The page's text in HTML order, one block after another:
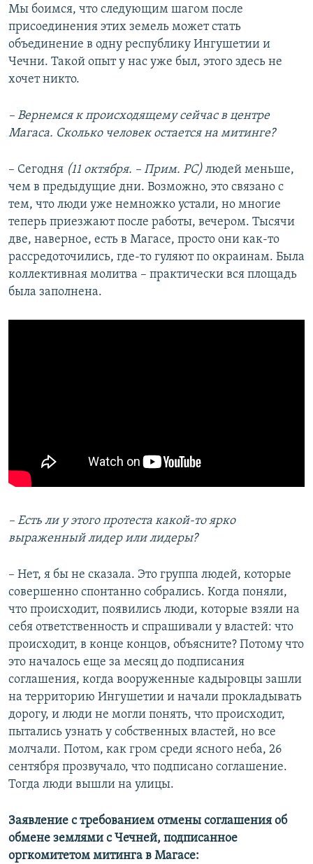
Мы боимся, что следующим шагом после
присоединения этих земель может стать
объединение в одну республику Ингушетии и
Чечни. Такой опыт у нас уже был, этого здесь не
хочет никто.
– Вернемся к происходящему сейчас в центре
Магаса. Сколько человек остается на митинге?
– Сегодня (11 октября. – Прим. РС) людей меньше,
чем в предыдущие дни. Возможно, это связано с
тем, что люди уже немножко устали, но многие
теперь приезжают после работы, вечером. Тысячи
две, наверное, есть в Магасе, просто они как-то
рассредоточились, где-то гуляют по окраинам. Была
коллективная молитва – практически вся площадь
была заполнена.
– Есть ли у этого протеста какой-то ярко
выраженный лидер или лидеры?
– Нет, я бы не сказала. Это группа людей, которые
совершенно спонтанно собрались. Когда поняли,
что происходит, появились люди, которые взяли на
себя ответственность и спрашивали у властей: что
происходит, в конце концов, объясните? Потому что
это началось еще за месяц до подписания
соглашения, когда вооруженные кадыровцы зашли
на территорию Ингушетии и начали прокладывать
дорогу, и люди не могли понять, что происходит,
пытались узнать у собственных властей, но все
молчали. Потом, как гром среди ясного неба, 26
сентября прозвучало, что подписано соглашение.
Тогда люди вышли на улицы.
Заявление с требованием отмены соглашения об
обмене землями с Чечней, подписанное
оргкомитетом митинга в Магасе: